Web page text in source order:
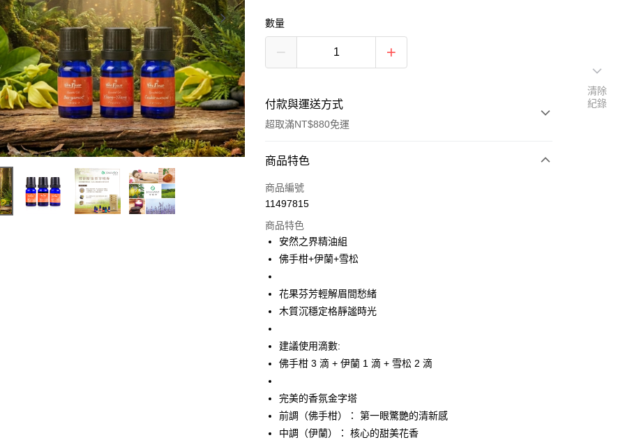
數量
付款與運送方式
超取滿NT$880免運
付款方式
信用卡一次付款
LINE Pay
Apple Pay
ATM付款
全家取貨付款
每筆NT$60，滿NT$880(含以上)免運費
付款後全家取貨
每筆NT$60，滿NT$880(含以上)免運費
商品特色
商品編號
11497815
商品特色
安然之界精油組
佛手柑+伊蘭+雪松
花果芬芳輕解眉間愁緒
木質沉穩定格靜謐時光
建議使用滴數:
佛手柑 3 滴 + 伊蘭 1 滴 + 雪松 2 滴
完美的香氛金字塔
前調（佛手柑）： 第一眼驚艷的清新感
中調（伊蘭）： 核心的甜美花香
清除
紀錄